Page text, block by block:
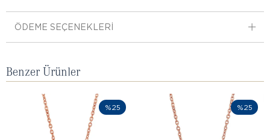
ÖDEME SEÇENEKLERI
Benzer Ürünler
%25 %25